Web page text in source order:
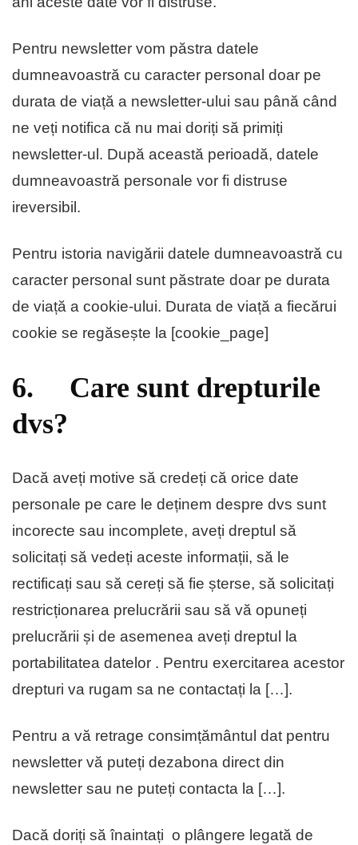
Pentru newsletter vom păstra datele
dumneavoastră cu caracter personal doar pe
durata de viață a newsletter-ului sau până când
ne veți notifica că nu mai doriți să primiți
newsletter-ul. După această perioadă, datele
dumneavoastră personale vor fi distruse
ireversibil.
Pentru istoria navigării datele dumneavoastră cu
caracter personal sunt păstrate doar pe durata
de viață a cookie-ului. Durata de viață a fiecărui
cookie se regăsește la [cookie_page]
6. Care sunt drepturile
dvs?
Dacă aveți motive să credeți că orice date
personale pe care le deținem despre dvs sunt
incorecte sau incomplete, aveți dreptul să
solicitați să vedeți aceste informații, să le
rectificați sau să cereți să fie șterse, să solicitați
restricționarea prelucrării sau să vă opuneți
prelucrării și de asemenea aveți dreptul la
portabilitatea datelor . Pentru exercitarea acestor
drepturi va rugam sa ne contactați la […].
Pentru a vă retrage consimțământul dat pentru
newsletter vă puteți dezabona direct din
newsletter sau ne puteți contacta la […].
Dacă doriți să înaintați o plângere legată de